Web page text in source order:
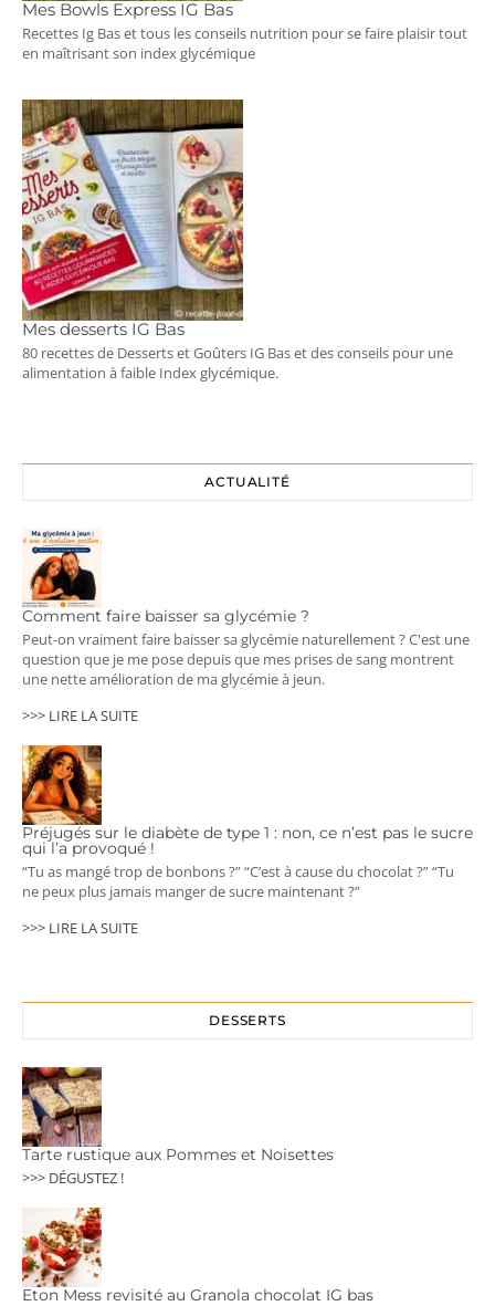
Mes Bowls Express IG Bas
Recettes Ig Bas et tous les conseils nutrition pour se faire plaisir tout
en maîtrisant son index glycémique
Mes desserts IG Bas
80 recettes de Desserts et Goûters IG Bas et des conseils pour une
alimentation à faible Index glycémique.
ACTUALITÉ
Comment faire baisser sa glycémie ?
Peut-on vraiment faire baisser sa glycémie naturellement ? C'est une
question que je me pose depuis que mes prises de sang montrent
une nette amélioration de ma glycémie à jeun.
>>> LIRE LA SUITE
Préjugés sur le diabète de type 1 : non, ce n’est pas le sucre
qui l’a provoqué !
“Tu as mangé trop de bonbons ?” “C’est à cause du chocolat ?” “Tu
ne peux plus jamais manger de sucre maintenant ?”
>>> LIRE LA SUITE
DESSERTS
Tarte rustique aux Pommes et Noisettes
>>> DÉGUSTEZ !
Eton Mess revisité au Granola chocolat IG bas